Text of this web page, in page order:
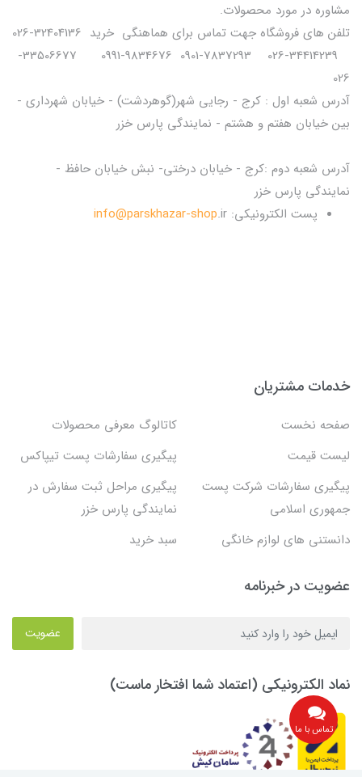
مشاوره در مورد محصولات.
تلفن های فروشگاه جهت تماس برای هماهنگی خرید 32404136-026
34414239-026 7837293-0901 9834676-0991 33506677-
026
آدرس شعبه اول : کرج - رجایی شهر(گوهردشت) - خیابان شهرداری -
بین خیابان هفتم و هشتم - نمایندگی پارس خزر
آدرس شعبه دوم :کرج - خیابان درختی- نبش خیابان حافظ -
نمایندگی پارس خزر
پست الکترونیکی:
info@parskhazar-shop.ir
خدمات مشتریان
صفحه نخست
کاتالوگ معرفی محصولات
لیست قیمت
پیگیری سفارشات پست تیپاکس
پیگیری سفارشات شرکت پست
جمهوری اسلامی
پیگیری مراحل ثبت سفارش در
نمایندگی پارس خزر
دانستنی های لوازم خانگی
سبد خرید
عضویت در خبرنامه
عضویت
نماد الکترونیکی (اعتماد شما افتخار ماست)
تماس با ما